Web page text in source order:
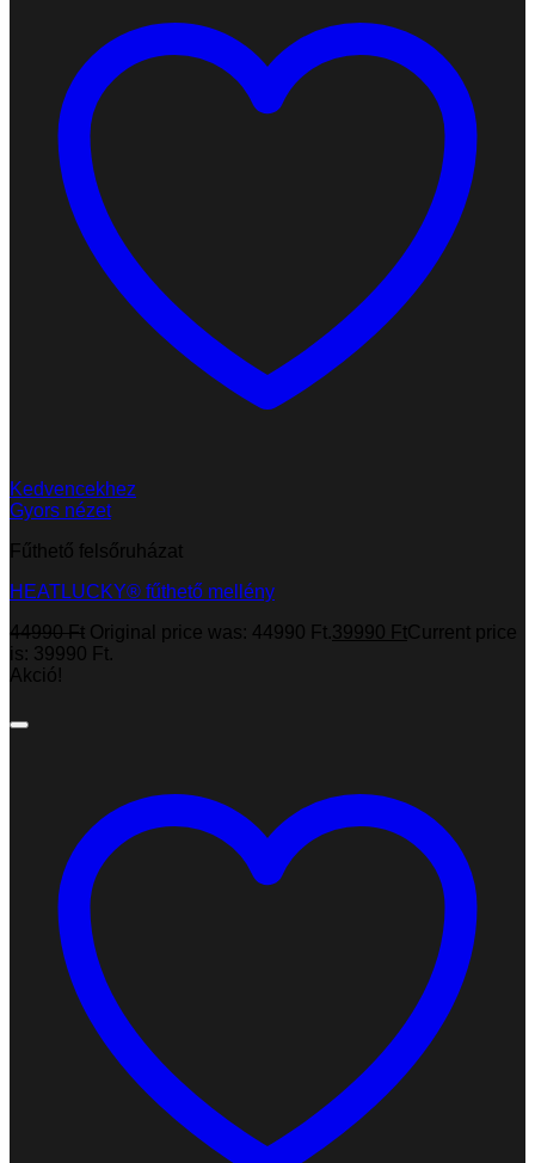
Kedvencekhez
Gyors nézet
Fűthető felsőruházat
HEATLUCKY® fűthető mellény
44990Ft Original price was: 44990 Ft.39990 FtCurrent price
is: 39990 Ft.
Akció!